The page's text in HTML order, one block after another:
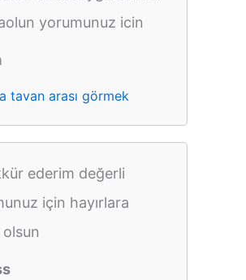
yorumunuz icin
tavan arası görmek
ederim değerli
için hayırlara